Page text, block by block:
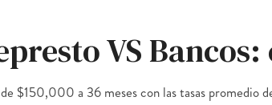
VS
$150,000 a 36 meses con las tasas promedio